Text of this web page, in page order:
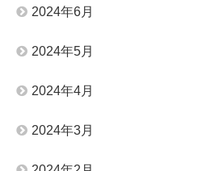
2024年6月
2024年5月
2024年4月
2024年3月